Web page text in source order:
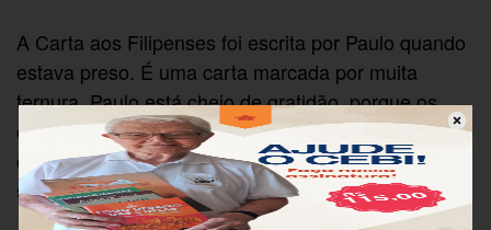
A Carta aos Filipenses foi escrita por Paulo quando
estava preso. É uma carta marcada por muita
ternura. Paulo está cheio de gratidão, porque os
cristãos de Filipos enviaram-lhe um membro da
comunidade para cuidar dele e recursos para as
suas necessidades.